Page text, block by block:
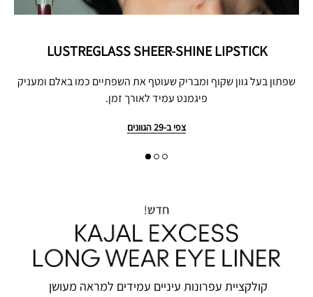
LUSTREGLASS SHEER-SHINE LIPSTICK
שפתון בעל גוון שקוף ומבריק שעוטף את השפתיים כמו באלם ומעניק
פיגמנט עמיד לאורך זמן.
צפי ב-29 הגוונים
קולקציית‭ ‬עפרונות‭ ‬עיניים‭ ‬עמידים‭ ‬למראה‭ ‬מעושן‭ ‬